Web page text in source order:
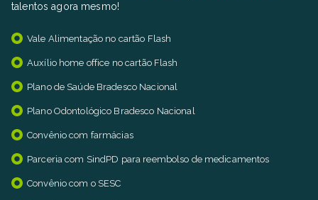
talentos agora mesmo!
Vale Alimentação no cartão Flash
Auxílio home office no cartão Flash
Plano de Saúde Bradesco Nacional
Plano Odontológico Bradesco Nacional
Convênio com farmácias
Parceria com SindPD para reembolso de medicamentos
Convênio com o SESC